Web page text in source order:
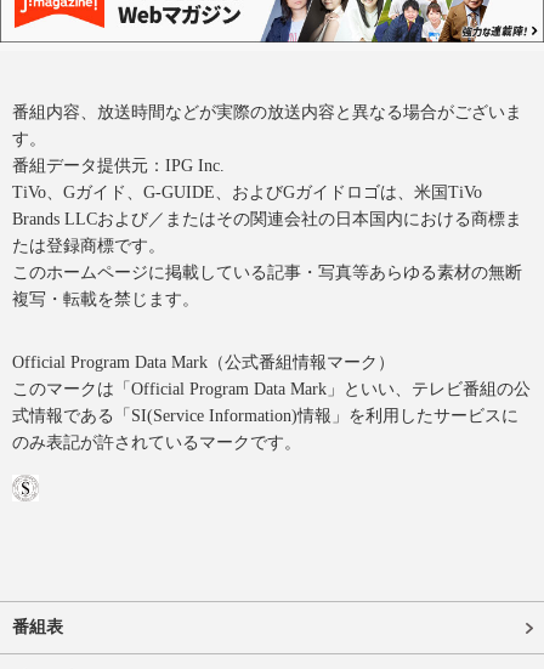
番組内容、放送時間などが実際の放送内容と異なる場合がございま
す。
番組データ提供元：IPG Inc.
TiVo、Gガイド、G-GUIDE、およびGガイドロゴは、米国TiVo
Brands LLCおよび／またはその関連会社の日本国内における商標ま
たは登録商標です。
このホームページに掲載している記事・写真等あらゆる素材の無断
複写・転載を禁じます。
Official Program Data Mark（公式番組情報マーク）
このマークは「Official Program Data Mark」といい、テレビ番組の公
式情報である「SI(Service Information)情報」を利用したサービスに
のみ表記が許されているマークです。
番組表